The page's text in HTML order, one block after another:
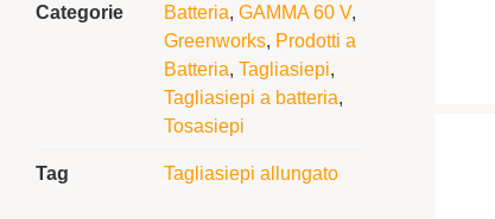
Categorie Batteria, GAMMA 60 V,
Greenworks, Prodotti a
Batteria, Tagliasiepi,
Tagliasiepi a batteria,
Tosasiepi
Tag Tagliasiepi allungato